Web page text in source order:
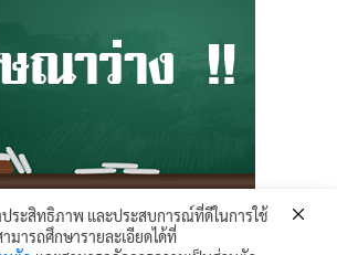
ระสิทธิภาพ และประสบการณ์ที่ดีในการใช้
มารถศึกษารายละเอียดได้ที่